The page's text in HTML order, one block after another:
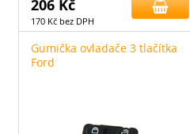
206 Kč
170 Kč bez DPH
Gumička ovladače 3 tlačítka
Ford